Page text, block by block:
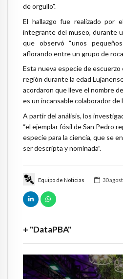
Equipo de Noticias 30
+ "DataPBA"
de orgullo”.
El hallazgo fue realizado por
integrante del museo, durante
que observó “unos
aflorando entre un grupo de
Esta nueva especie de
región durante la edad
acordaron que lleve el nombre
es un incansable colaborador de
A partir del análisis, los
“el ejemplar fósil de San Pedro
especie para la ciencia, que se
ser descripta y nominada”.